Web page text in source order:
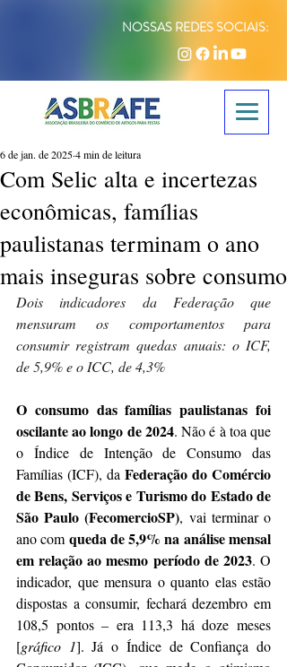
NOSSAS REDES SOCIAIS:
Com Selic alta e incertezas
econômicas, famílias
paulistanas terminam o ano
mais inseguras sobre consumo
6 de jan. de 20254 min de leitura
Dois indicadores da Federação que
mensuram os comportamentos para
consumir registram quedas anuais: o ICF,
de 5,9% e o ICC, de 4,3%
O consumo das famílias paulistanas foi
oscilante ao longo de 2024. Não é à toa que
o Índice de Intenção de Consumo das
Famílias (ICF), da Federação do Comércio
de Bens, Serviços e Turismo do Estado de
São Paulo (FecomercioSP), vai terminar o
ano com queda de 5,9% na análise mensal
em relação ao mesmo período de 2023. O
indicador, que mensura o quanto elas estão
dispostas a consumir, fechará dezembro em
108,5 pontos – era 113,3 há doze meses
[gráfico 1]. Já o Índice de Confiança do